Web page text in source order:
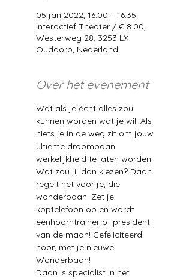
05 jan 2022, 16:00 – 16:35
Interactief Theater / € 8.00,
Westerweg 28, 3253 LX
Ouddorp, Nederland
Over het evenement
Wat als je écht alles zou
kunnen worden wat je wil! Als
niets je in de weg zit om jouw
ultieme droombaan
werkelijkheid te laten worden.
Wat zou jij dan kiezen? Daan
regelt het voor je, die
wonderbaan. Zet je
koptelefoon op en wordt
eenhoorntrainer of president
van de maan! Gefeliciteerd
hoor, met je nieuwe
Wonderbaan!
Daan is specialist in het